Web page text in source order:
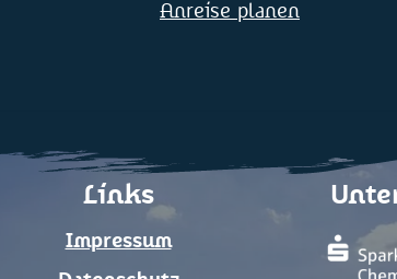
Anreise planen
Links
Impressum